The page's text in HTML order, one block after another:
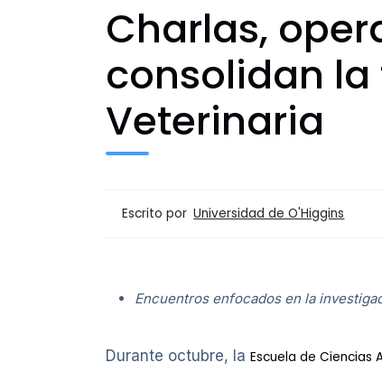
Charlas,
consolidan
Veterinaria
Escrito por Universidad de O'Higgins
Encuentros enfocados en la
Durante octubre, la Escuela de Ciencias